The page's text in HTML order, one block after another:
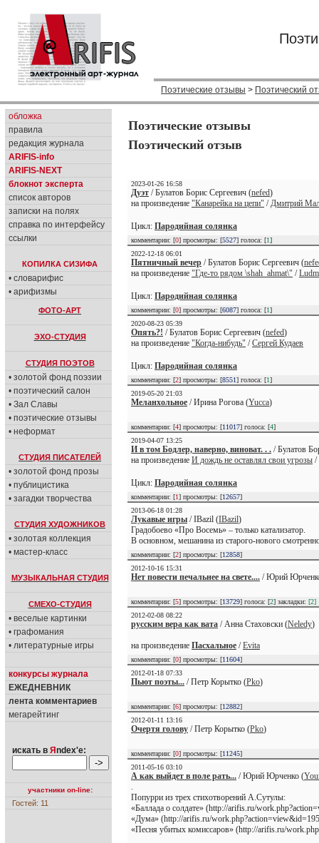
Поэтические отзывы > Поэтический
обложка
правила
редакция журнала
ARIFIS-info
ARIFIS-NEXT
блокнот эксперта
список авторов
записки на полях
справка по интерфейсу
ссылки
КОПИЛКА СИЗИФА
• словарифис
• арифизмы
ФОТО-АРТ
ЭХО-СТУДИЯ
СТУДИЯ ПОЭТОВ
• золотой фонд поэзии
• поэтический салон
• Зал Славы
• поэтические отзывы
• неформат
СТУДИЯ ПИСАТЕЛЕЙ
• золотой фонд прозы
• публицистика
• загадки творчества
СТУДИЯ ХУДОЖНИКОВ
• золотая коллекция
• мастер-класс
МУЗЫКАЛЬНАЯ СТУДИЯ
СМЕХО-СТУДИЯ
• веселые картинки
• графомания
• литературные игры
конкурсы журнала
ЕЖЕДНЕВНИК
лента комментариев
мегарейтинг
искать в Я ndex'е:
участники on-line:
Гостей: 11
Поэтические отзывы
Поэтический отзыв
2023-01-26 16:58
Дуэт / Булатов Борис Сергеевич (nefed)
на произведение "Канарейка на цепи" /Дмитрий
Цикл: Пародийная солянка
комментарии: [0] просмотры: [5527] голоса: [1]
2022-12-18 06:01
Пятничный вечер / Булатов Борис Сергеевич (
на произведение "Где-то рядом \shah_ahmat\" /
Цикл: Пародийная солянка
комментарии: [0] просмотры: [6087] голоса: [1]
2020-08-23 05:39
Опять?! / Булатов Борис Сергеевич (nefed)
на произведение "Когда-нибудь" /Сергей Кудаев
Цикл: Пародийная солянка
комментарии: [2] просмотры: [8551] голоса: [1]
2019-05-20 21:03
Меланхольное / Ирина Рогова (Yucca)
комментарии: [4] просмотры: [11017] голоса: [4]
2019-04-07 13:25
И в том Бодлер, наверно, виноват. . . / Булатов
на произведение И дождь не оставлял свои угрозы /
Цикл: Пародийная солянка
комментарии: [1] просмотры: [12657]
2013-06-18 01:28
Лукавые игры / IBazil (IBazil)
Градобоево «Про Восемь» – только катализатор.
В основном, мешанина из старого-нового
комментарии: [2] просмотры: [12858]
2012-10-16 15:31
Нет повести печальнее на свете.... / Юрий
комментарии: [5] просмотры: [13729] голоса: [2] закладки: [2]
2012-02-08 08:22
русским вера как вата / Анна Стаховски (Neledy)
на произведение Пасхальное /Evita
комментарии: [0] просмотры: [11604]
2012-01-18 07:33
Пьют поэты... / Петр Корытко (Pko)
комментарии: [6] просмотры: [12882]
2012-01-11 13:16
Очертя голову / Петр Корытко (Pko)
комментарии: [0] просмотры: [11245]
2011-05-16 03:10
А как выйдет в поле рать... / Юрий Юрченко (
.
Попурри из трех стихотворений А.Сутулы:
«Баллада о солдате» (http://arifis.ru/
«Дума» (http://arifis.ru/
«Песня убитых комиссаров» (http://arifis.ru/